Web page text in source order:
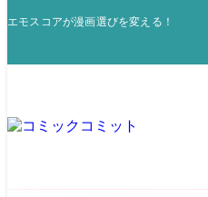
エモスコアが漫画選びを変える！